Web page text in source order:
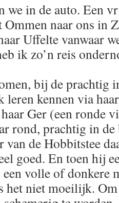
we in de auto. Een
naar ons in
Uffelte vanwaar
ik zo’n reis
bij de prachtig
leren kennen via
Ger (een ronde
rond, prachtig in
van de Hobbitstee
goed. En toen hij
een volle of donkere
niet moeilijk. Om